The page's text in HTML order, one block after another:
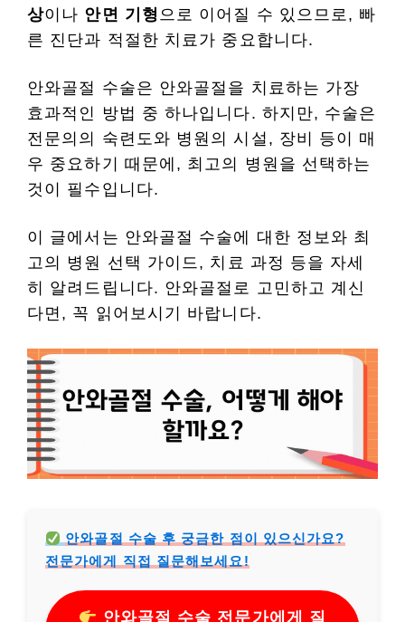
상이나 안면 기형 으로 이어질 수 있으므로, 빠
른 진단과 적절한 치료가 중요합니다.
안와골절 수술은 안와골절을 치료하는 가장
효과적인 방법 중 하나입니다. 하지만, 수술은
전문의의 숙련도와 병원의 시설, 장비 등이 매
우 중요하기 때문에, 최고의 병원을 선택하는
것이 필수입니다.
이 글에서는 안와골절 수술에 대한 정보와 최
고의 병원 선택 가이드, 치료 과정 등을 자세
히 알려드립니다. 안와골절로 고민하고 계신
다면, 꼭 읽어보시기 바랍니다.
안와골절 수술 후 궁금한 점이 있으신가요?
전문가에게 직접 질문해보세요!
안와골절 수술 전문가에게 질